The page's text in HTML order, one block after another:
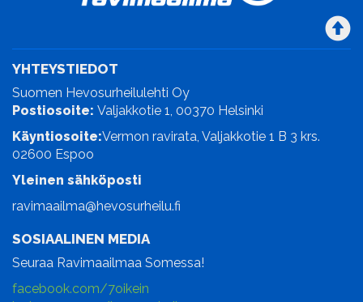
YHTEYSTIEDOT
Suomen Hevosurheilulehti Oy
Postiosoite: Valjakkotie 1, 00370 Helsinki
Käyntiosoite:Vermon ravirata, Valjakkotie 1 B 3 krs.
02600 Espoo
Yleinen sähköposti
ravimaailma@hevosurheilu.fi
SOSIAALINEN MEDIA
Seuraa Ravimaailmaa Somessa!
facebook.com/7oikein